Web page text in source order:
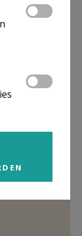
van een